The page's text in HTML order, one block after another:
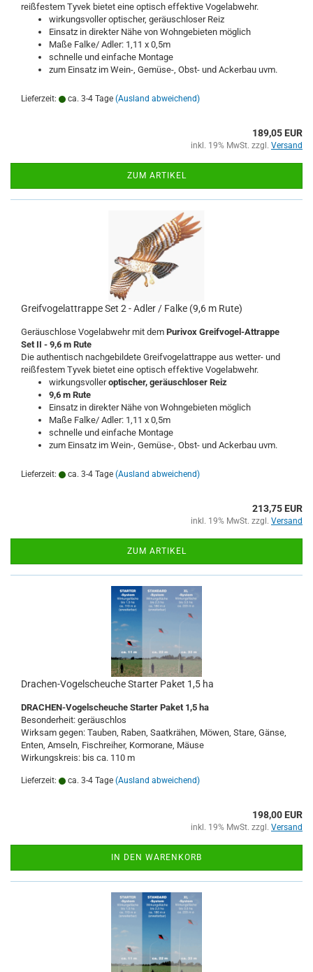
reißfestem Tyvek bietet eine optisch effektive Vogelabwehr.
wirkungsvoller optischer, geräuschloser Reiz
Einsatz in direkter Nähe von Wohngebieten möglich
Maße Falke/ Adler: 1,11 x 0,5m
schnelle und einfache Montage
zum Einsatz im Wein-, Gemüse-, Obst- und Ackerbau uvm.
Lieferzeit: ca. 3-4 Tage (Ausland abweichend)
189,05 EUR
inkl. 19% MwSt. zzgl. Versand
ZUM ARTIKEL
Greifvogelattrappe Set 2 - Adler / Falke (9,6 m Rute)
Geräuschlose Vogelabwehr mit dem Purivox Greifvogel-Attrappe
Set II - 9,6 m Rute
Die authentisch nachgebildete Greifvogelattrappe aus wetter- und
reißfestem Tyvek bietet eine optisch effektive Vogelabwehr.
wirkungsvolleroptischer, geräuschloser Reiz
9,6 m Rute
Einsatz in direkter Nähe von Wohngebieten möglich
Maße Falke/ Adler: 1,11 x 0,5m
schnelle und einfache Montage
zum Einsatz im Wein-, Gemüse-, Obst- und Ackerbau uvm.
Lieferzeit: ca. 3-4 Tage (Ausland abweichend)
213,75 EUR
inkl. 19% MwSt. zzgl. Versand
ZUM ARTIKEL
Drachen-Vogelscheuche Starter Paket 1,5 ha
DRACHEN-Vogelscheuche Starter Paket 1,5 ha
Besonderheit: geräuschlos
Wirksam gegen: Tauben, Raben, Saatkrähen, Möwen, Stare, Gänse,
Enten, Amseln, Fischreiher, Kormorane, Mäuse
Wirkungskreis: bis ca. 110 m
Lieferzeit: ca. 3-4 Tage (Ausland abweichend)
198,00 EUR
inkl. 19% MwSt. zzgl. Versand
IN DEN WARENKORB